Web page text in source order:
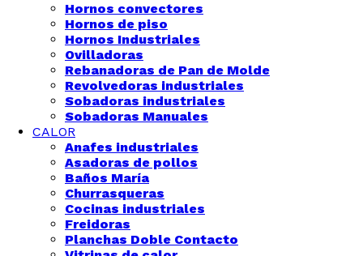
Hornos convectores
Hornos de piso
Hornos Industriales
Ovilladoras
Rebanadoras de Pan de Molde
Revolvedoras industriales
Sobadoras industriales
Sobadoras Manuales
CALOR
Anafes industriales
Asadoras de pollos
Baños María
Churrasqueras
Cocinas industriales
Freidoras
Planchas Doble Contacto